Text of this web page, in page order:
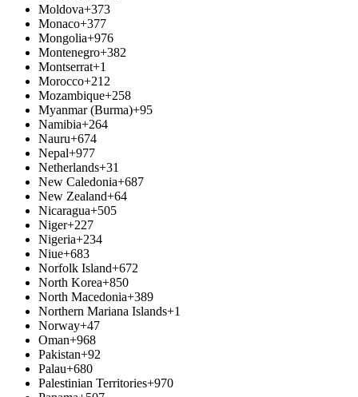
Moldova+373
Monaco+377
Mongolia+976
Montenegro+382
Montserrat+1
Morocco+212
Mozambique+258
Myanmar (Burma)+95
Namibia+264
Nauru+674
Nepal+977
Netherlands+31
New Caledonia+687
New Zealand+64
Nicaragua+505
Niger+227
Nigeria+234
Niue+683
Norfolk Island+672
North Korea+850
North Macedonia+389
Northern Mariana Islands+1
Norway+47
Oman+968
Pakistan+92
Palau+680
Palestinian Territories+970